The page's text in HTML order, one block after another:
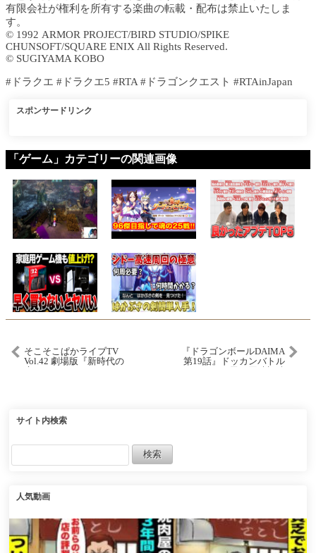
有限会社が権利を所有する楽曲の転載・配布は禁止いたしま
す。
© 1992 ARMOR PROJECT/BIRD STUDIO/SPIKE
CHUNSOFT/SQUARE ENIX All Rights Reserved.
© SUGIYAMA KOBO
#ドラクエ #ドラクエ5 #RTA #ドラゴンクエスト #RTAinJapan
スポンサードリンク
「ゲーム」カテゴリーの関連画像
そこそこぱかライブTV
Vol.42 劇場版『新時代の
『ドラゴンボールDAIMA
第19話』ドッカンバトル
サイト内検索
人気動画